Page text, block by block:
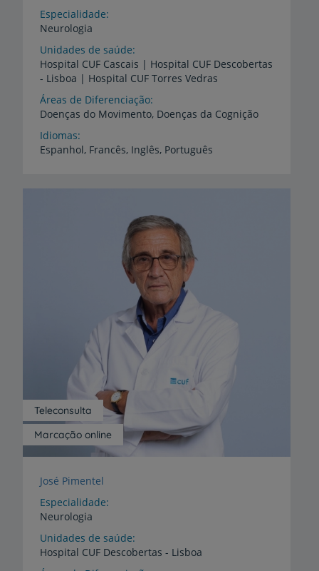
Especialidade
Neurologia
Unidades de saúde
Hospital CUF Cascais | Hospital CUF Descobertas
- Lisboa | Hospital CUF Torres Vedras
Áreas de Diferenciação
Doenças do Movimento, Doenças da Cognição
Idiomas
Espanhol, Francês, Inglês, Português
Marcação online
Teleconsulta
José Pimentel
Especialidade
Neurologia
Unidades de saúde
Hospital CUF Descobertas - Lisboa